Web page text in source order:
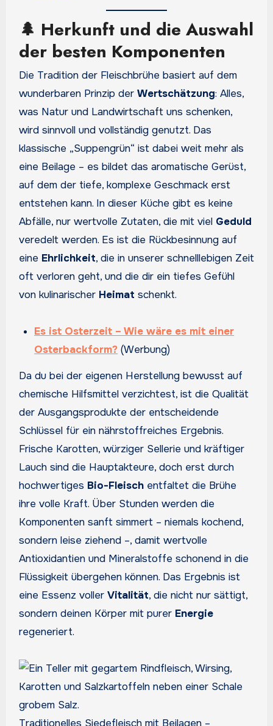
🌲 Herkunft und die Auswahl
der besten Komponenten
Die Tradition der Fleischbrühe basiert auf dem
wunderbaren Prinzip der Wertschätzung: Alles,
was Natur und Landwirtschaft uns schenken,
wird sinnvoll und vollständig genutzt. Das
klassische „Suppengrün“ ist dabei weit mehr als
eine Beilage – es bildet das aromatische Gerüst,
auf dem der tiefe, komplexe Geschmack erst
entstehen kann. In dieser Küche gibt es keine
Abfälle, nur wertvolle Zutaten, die mit viel Geduld
veredelt werden. Es ist die Rückbesinnung auf
eine Ehrlichkeit, die in unserer schnelllebigen Zeit
oft verloren geht, und die dir ein tiefes Gefühl
von kulinarischer Heimat schenkt.
Es ist Osterzeit – Wie wäre es mit einer
Osterbackform? (Werbung)
Da du bei der eigenen Herstellung bewusst auf
chemische Hilfsmittel verzichtest, ist die Qualität
der Ausgangsprodukte der entscheidende
Schlüssel für ein nährstoffreiches Ergebnis.
Frische Karotten, würziger Sellerie und kräftiger
Lauch sind die Hauptakteure, doch erst durch
hochwertiges Bio-Fleischentfaltet die Brühe
ihre volle Kraft. Über Stunden werden die
Komponenten sanft simmert – niemals kochend,
sondern leise ziehend –, damit wertvolle
Antioxidantien und Mineralstoffe schonend in die
Flüssigkeit übergehen können. Das Ergebnis ist
eine Essenz voller Vitalität, die nicht nur sättigt,
sondern deinen Körper mit purer Energie
regeneriert.
Traditionelles Siedefleisch mit Beilagen –